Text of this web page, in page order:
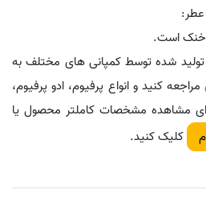
عطر:
خنک است.
شده توسط کمپانی های مختلف به
مراجعه کنید و انواع پرفیوم، ادو پرفیوم،
مشاهده مشخصات کاملتر محصول یا
کلیک کنید.